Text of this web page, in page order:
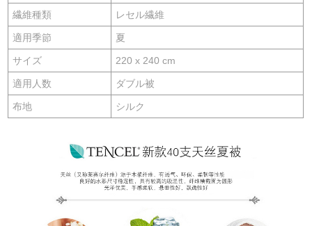
繊維種類 レセル繊維
適用季節 夏
サイズ 220 x 240 cm
適用人数 ダブル被
布地 シルク